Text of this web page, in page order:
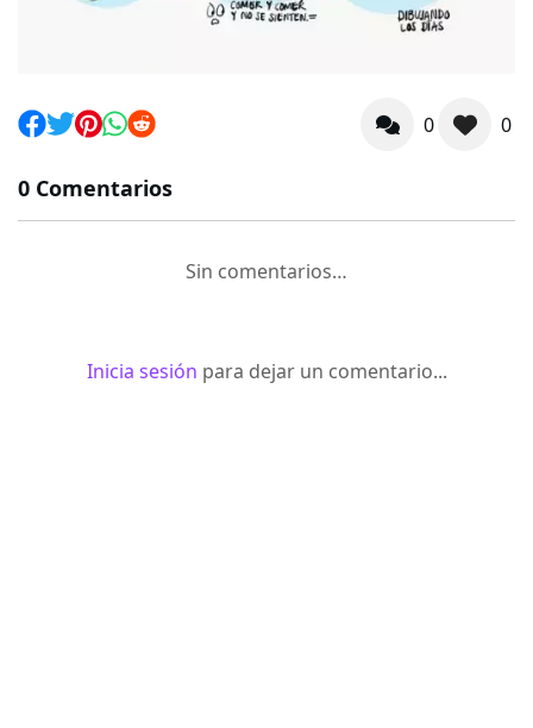
0 0
0 Comentarios
Sin comentarios…
Inicia sesión para dejar un comentario...